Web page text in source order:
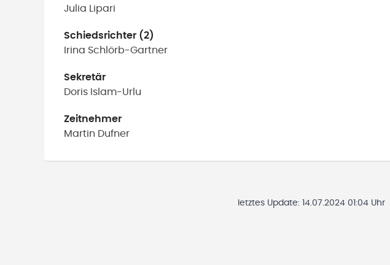
Julia
Lipari
Schiedsrichter (2)
Irina Schlörb-Gartner
Sekretär
Doris Islam-Urlu
Zeitnehmer
Martin Dufner
letztes Update: 14.07.2024 01:04 Uhr